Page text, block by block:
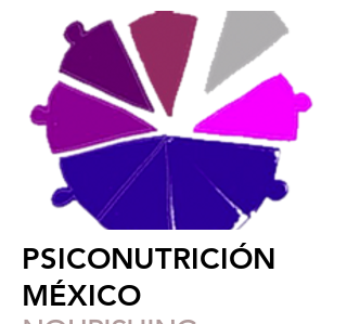
PSICONUTRICIÓN
MÉXICO